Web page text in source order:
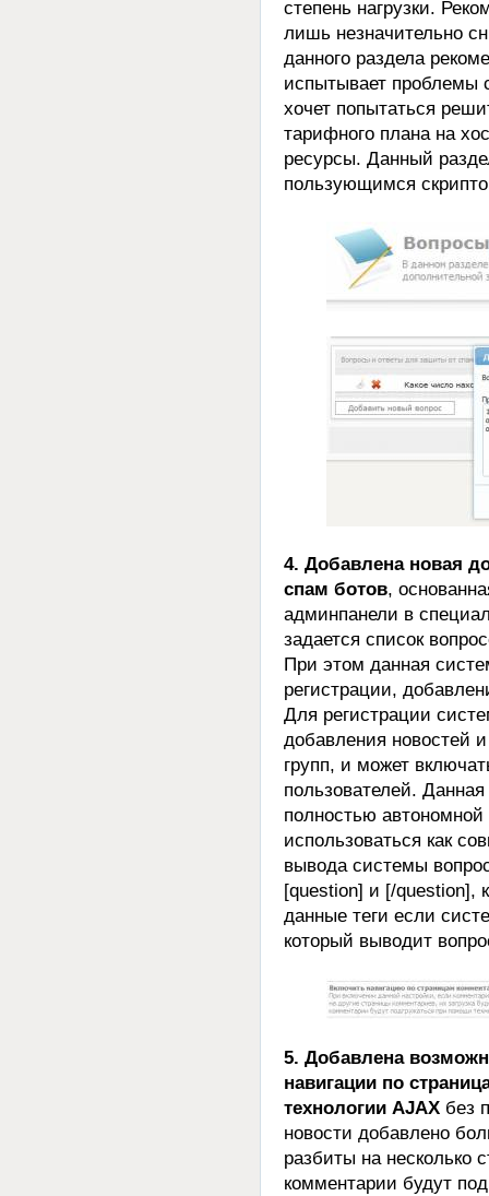
степень нагрузки.
лишь незначительно
данного раздела
испытывает проблемы
хочет попытаться
тарифного плана на
ресурсы. Данный
пользующимся
4. Добавлена новая
спам ботов,
админпанели в
задается список
При этом данная
регистрации,
Для регистрации
добавления новостей
групп, и может
пользователей.
полностью
использоваться как
вывода системы
[question] и [/question],
данные теги если
который выводит
5. Добавлена
навигации по
технологии AJAX без
новости добавлено
разбиты на несколько
комментарии будут